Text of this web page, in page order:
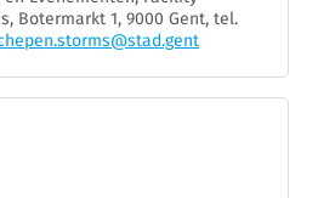
Botermarkt 1, 9000 Gent, tel.